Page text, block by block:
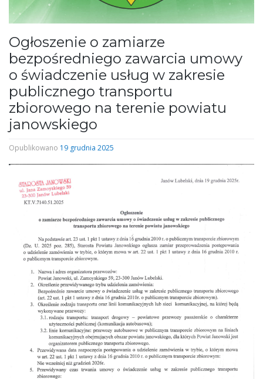
Ogłoszenie o zamiarze
bezpośredniego zawarcia umowy
o świadczenie usług w zakresie
publicznego transportu
zbiorowego na terenie powiatu
janowskiego
Opublikowano 19 grudnia 2025